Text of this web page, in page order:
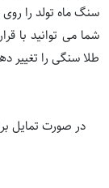
سنگ ماه تولد را
شما می توانید با
طلا سنگی را تغییر